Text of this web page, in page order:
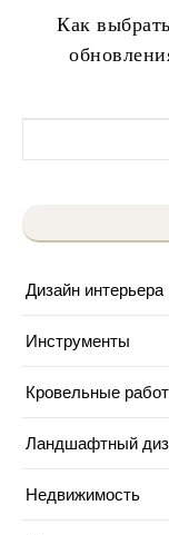
Как
Дизайн интерьера
Инструменты
Кровельные
Ландшафтный
Недвижимость